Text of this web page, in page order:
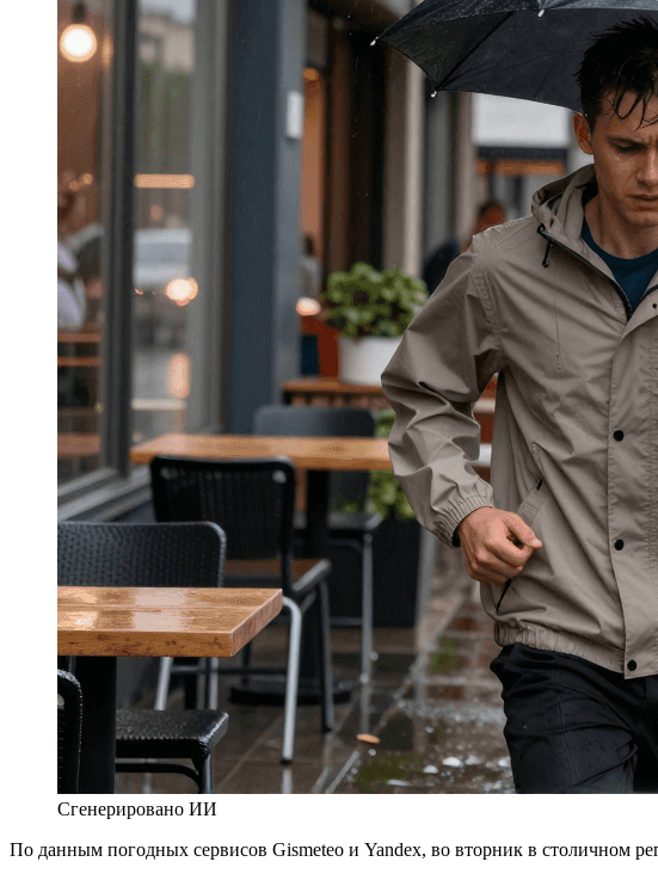
Сгенерировано ИИ
По данным погодных сервисов Gismeteo и Yandex, во вторник в столичном